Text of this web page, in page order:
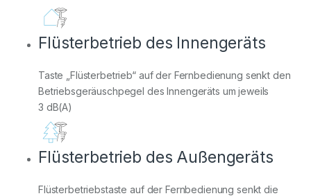
Flüsterbetrieb des Innengeräts
Taste „Flüsterbetrieb“ auf der Fernbedienung senkt den
Betriebsgeräuschpegel des Innengeräts um jeweils
3 dB(A)
Flüsterbetrieb des Außengeräts
Flüsterbetriebstaste auf der Fernbedienung senkt die